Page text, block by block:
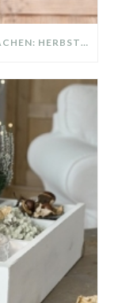
KRANZ AUS WILDEN KARDE SELBER MACHEN: HERBSTDEKO GANZ EINFACH